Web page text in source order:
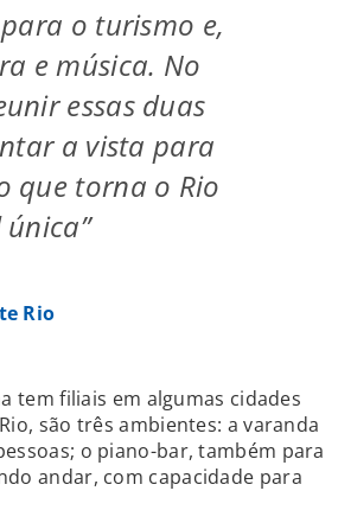
o turismo e,
e música. No
essas duas
a vista para
que torna o Rio
Rio
tem filiais em algumas cidades
são três ambientes: a varanda
o piano-bar, também para
andar, com capacidade para